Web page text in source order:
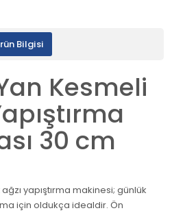
Bilgisi
Kesmeli
30 cm
yapıştırma makinesi; günlük
için oldukça idealdir. Ön